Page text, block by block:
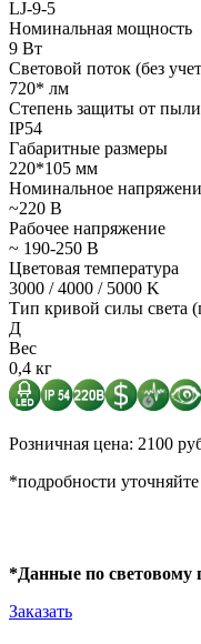
LJ-9-5
Номинальная мощность
9 Вт
Световой поток (без
720* лм
Степень защиты от
IP54
Габаритные размеры
220*105 мм
Номинальное
~220 В
Рабочее напряжение
~ 190-250 В
Цветовая температура
3000 / 4000 / 5000 K
Тип кривой силы света
Д
Вес
0,4 кг
Розничная цена: 2100
*подробности
*Данные по световому
Заказать